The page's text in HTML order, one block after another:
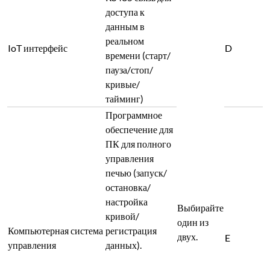
Выбирайте
один из
двух.
IoT интерфейс
доступа к
данным в
реальном
времени (старт/
пауза/стоп/
кривые/
тайминг)
D
Компьютерная система
управления
Программное
обеспечение для
ПК для полного
управления
печью (запуск/
остановка/
настройка
кривой/
регистрация
данных).
E